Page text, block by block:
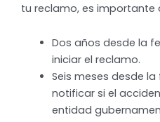
tu reclamo, es importante
Dos años desde la
iniciar el reclamo.
Seis meses desde
notificar si el
entidad